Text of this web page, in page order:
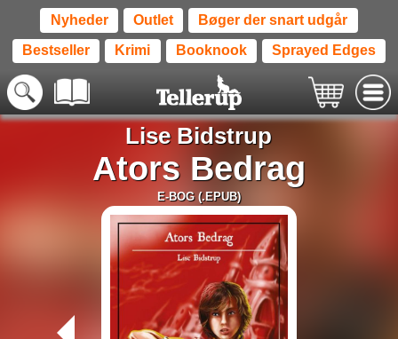
Nyheder Outlet Bøger der snart udgår
Bestseller Krimi Booknook Sprayed Edges
Lise Bidstrup
Ators Bedrag
E-BOG (.EPUB)